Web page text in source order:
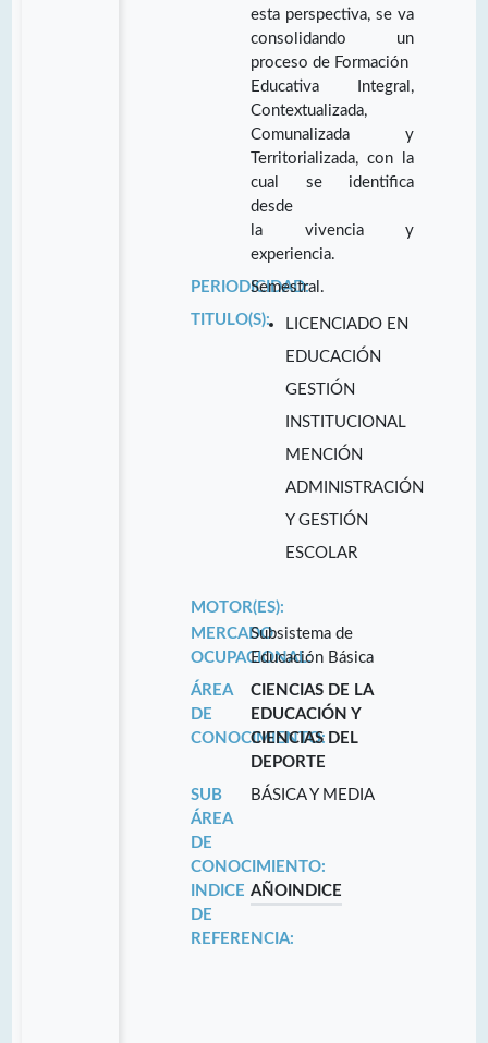
esta perspectiva, se va
consolidando un
proceso de Formación
Educativa Integral,
Contextualizada,
Comunalizada y
Territorializada, con la
cual se identifica
desde
la vivencia y
experiencia.
PERIODICIDAD:
Semestral.
TITULO(S):
LICENCIADO EN
EDUCACIÓN
GESTIÓN
INSTITUCIONAL
MENCIÓN
ADMINISTRACIÓN
Y GESTIÓN
ESCOLAR
MOTOR(ES):
MERCADO
OCUPACIONAL:
Subsistema de
Educación Básica
ÁREA
DE
CONOCIMIENTO:
CIENCIAS DE LA
EDUCACIÓN Y
CIENCIAS DEL
DEPORTE
SUB
ÁREA
DE
CONOCIMIENTO:
BÁSICA Y MEDIA
INDICE
DE
REFERENCIA:
AÑO INDICE